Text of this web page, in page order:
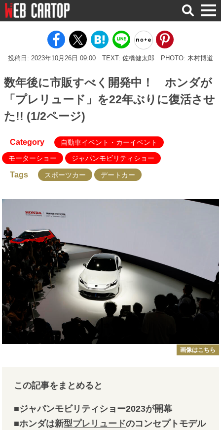
検
索
投稿日: 2023年10月26日 09:00 TEXT: 佐橋健太郎 PHOTO: 木村博道
数年後に市販すべく開発中！ ホンダが
「プレリュード」を22年ぶりに復活させ
た!! (1/2ページ)
Category
自動車イベント・カーイベント
モーターショー
ジャパンモビリティショー
Tags スポーツカー デートカー
画像はこちら
この記事をまとめると
■ジャパンモビリティショー2023が開幕
■ホンダは新型プレリュードのコンセプトモデル